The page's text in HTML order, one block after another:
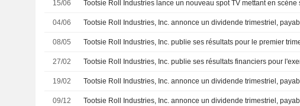
15/06
04/06
08/05
27/02
19/02
09/12